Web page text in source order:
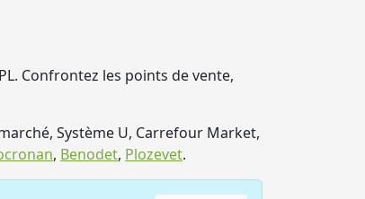
Confrontez les points de vente,
Système U, Carrefour Market,
, Benodet, Plozevet.